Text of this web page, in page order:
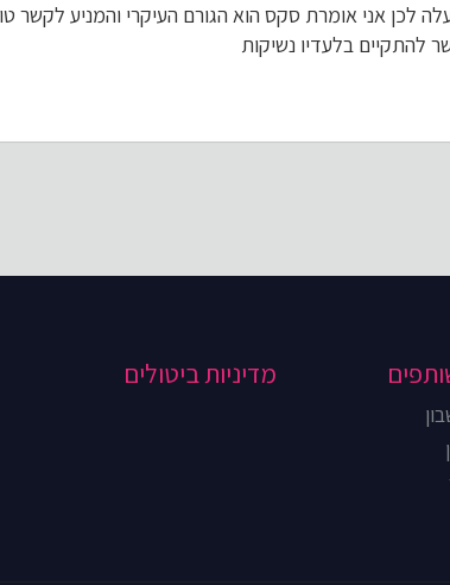
אני אומרת סקס הוא הגורם העיקרי והמניע לקשר טוב
להתקיים בלעדיו נשיקות
מדיניות ביטולים